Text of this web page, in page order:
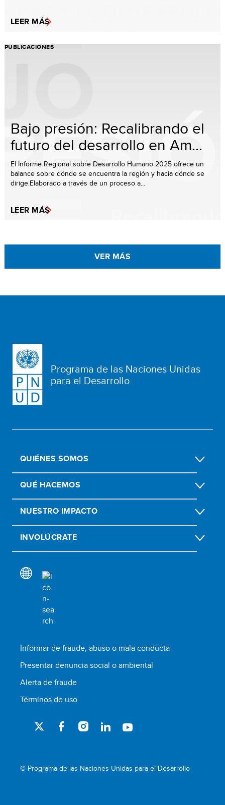
LEER MÁS
PUBLICACIONES
Bajo presión: Recalibrando el
futuro del desarrollo en Am...
El Informe Regional sobre Desarrollo Humano 2025 ofrece un
balance sobre dónde se encuentra la región y hacia dónde se
dirige.Elaborado a través de un proceso a...
LEER MÁS
VER MÁS
Programa de las Naciones Unidas
para el Desarrollo
QUIÉNES SOMOS
QUÉ HACEMOS
NUESTRO IMPACTO
INVOLÚCRATE
Informar de fraude, abuso o mala conducta
Presentar denuncia social o ambiental
Alerta de fraude
Términos de uso
© Programa de las Naciones Unidas para el Desarrollo